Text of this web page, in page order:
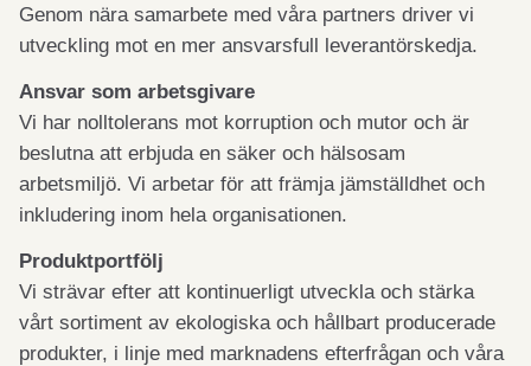
Genom nära samarbete med våra partners driver vi
utveckling mot en mer ansvarsfull leverantörskedja.
Ansvar som arbetsgivare
Vi har nolltolerans mot korruption och mutor och är
beslutna att erbjuda en säker och hälsosam
arbetsmiljö. Vi arbetar för att främja jämställdhet och
inkludering inom hela organisationen.
Produktportfölj
Vi strävar efter att kontinuerligt utveckla och stärka
vårt sortiment av ekologiska och hållbart producerade
produkter, i linje med marknadens efterfrågan och våra